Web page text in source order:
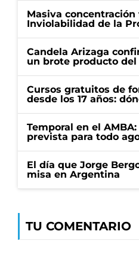
Masiva
Inviolabilidad de la
Candela Arizaga
un brote producto
Cursos gratuitos de
desde los 17 años:
Temporal en el
prevista para todo
El día que Jorge
misa en Argentina
TU COMENTARIO